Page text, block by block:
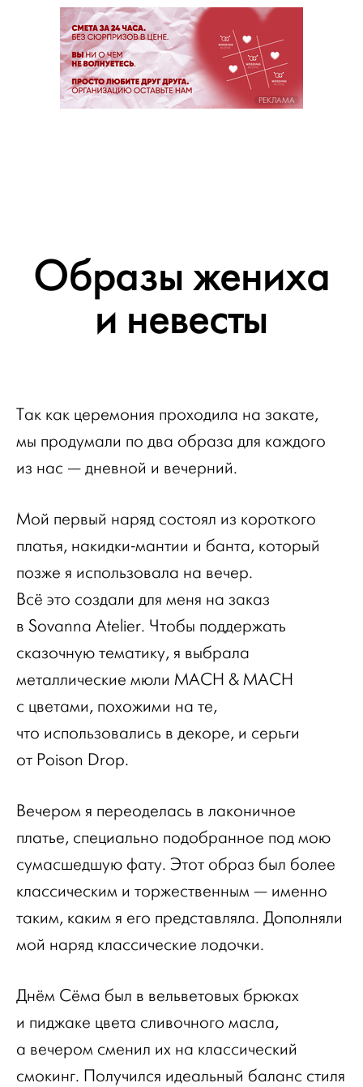
РЕКЛАМА
Образы жениха
и невесты
Так как церемония проходила на закате,
мы продумали по два образа для каждого
из нас — дневной и вечерний.
Мой первый наряд состоял из короткого
платья, накидки-мантии и банта, который
позже я использовала на вечер.
Всё это создали для меня на заказ
в Sovanna Atelier. Чтобы поддержать
сказочную тематику, я выбрала
металлические мюли MACH & MACH
с цветами, похожими на те,
что использовались в декоре, и серьги
от Poison Drop.
Вечером я переоделась в лаконичное
платье, специально подобранное под мою
сумасшедшую фату. Этот образ был более
классическим и торжественным — именно
таким, каким я его представляла. Дополняли
мой наряд классические лодочки.
Днём Сёма был в вельветовых брюках
и пиджаке цвета сливочного масла,
а вечером сменил их на классический
смокинг. Получился идеальный баланс стиля